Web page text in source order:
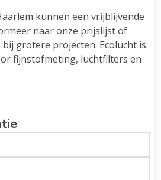
kunnen een vrijblijvende
naar onze prijslijst of
grotere projecten. Ecolucht is
fijnstofmeting, luchtfilters en